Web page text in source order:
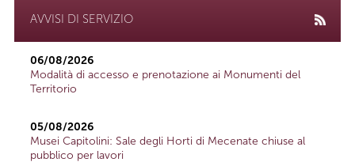
AVVISI DI SERVIZIO
06/08/2026
Modalità di accesso e prenotazione ai Monumenti del
Territorio
05/08/2026
Musei Capitolini: Sale degli Horti di Mecenate chiuse al
pubblico per lavori